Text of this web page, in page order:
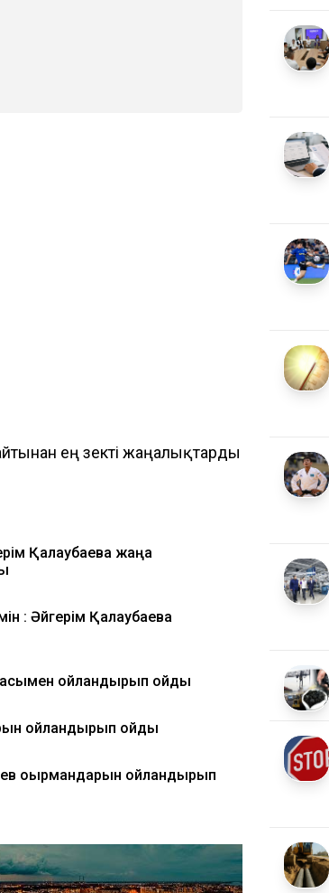
ең өзекті жаңалықтарды
Қалаубаева жаңа
: Әйгерім Қалаубаева
ойландырып қойды
ойландырып қойды
оқырмандарын ойландырып